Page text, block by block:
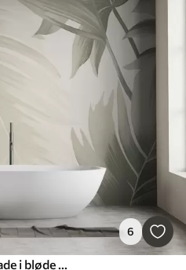
6
Mønster af store tropiske blade i bløde grønne og beige nuancer, med glatte gradienter og fine teksturdetaljer